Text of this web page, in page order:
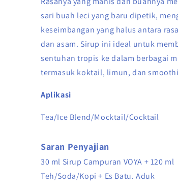
sari buah leci yang baru dipetik,
keseimbangan yang halus antara
dan asam. Sirup ini ideal untuk
sentuhan tropis ke dalam berbagai
termasuk koktail, limun, dan
Aplikasi
Tea/Ice Blend/Mocktail/Cocktail
Saran Penyajian
30 ml Sirup Campuran VOYA + 120 ml
Teh/Soda/Kopi + Es Batu. Aduk